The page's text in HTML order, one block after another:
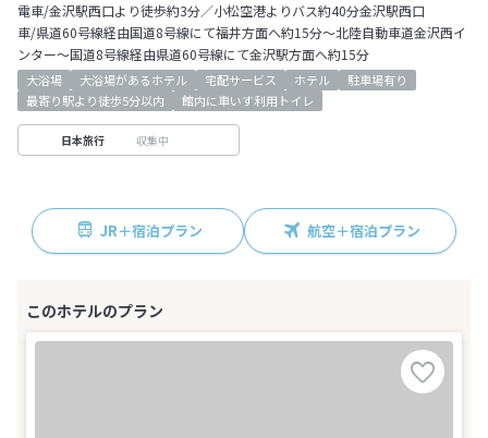
電車/金沢駅西口より徒歩約3分／小松空港よりバス約40分金沢駅西口
車/県道60号線経由国道8号線にて福井方面へ約15分～北陸自動車道金沢西イ
ンター～国道8号線経由県道60号線にて金沢駅方面へ約15分
大浴場 大浴場があるホテル 宅配サービス ホテル
駐車場有り
最寄り駅より徒歩5分以内
館内に車いす利用トイレ
日本旅行 収集中
JR＋宿泊プラン 航空＋宿泊プラン